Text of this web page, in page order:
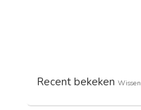
Recent bekeken Wissen